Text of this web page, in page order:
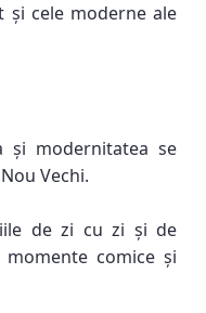
și cele moderne ale
și modernitatea se
Vechi.
de zi cu zi și de
comice și